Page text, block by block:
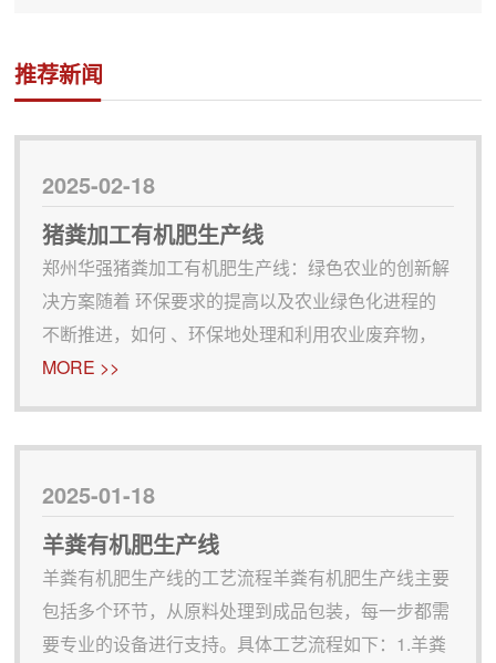
推荐新闻
2025-02-18
猪粪加工有机肥生产线
郑州华强猪粪加工有机肥生产线：绿色农业的创新解
决方案随着 环保要求的提高以及农业绿色化进程的
不断推进，如何 、环保地处理和利用农业废弃物，
成为了现代农业发展的重要议题。猪粪作为农业中常
见的有机废弃物，如何将其转化为有机肥，不仅能解
MORE >>
2025-01-18
羊粪有机肥生产线
羊粪有机肥生产线的工艺流程羊粪有机肥生产线主要
包括多个环节，从原料处理到成品包装，每一步都需
要专业的设备进行支持。具体工艺流程如下：1.羊粪